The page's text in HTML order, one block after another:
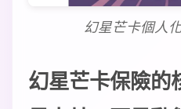
幻星芒卡個人
幻星芒卡保險的